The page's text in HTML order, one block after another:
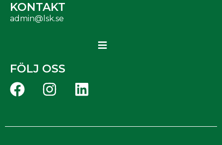
KONTAKT
admin@lsk.se
FÖLJ OSS